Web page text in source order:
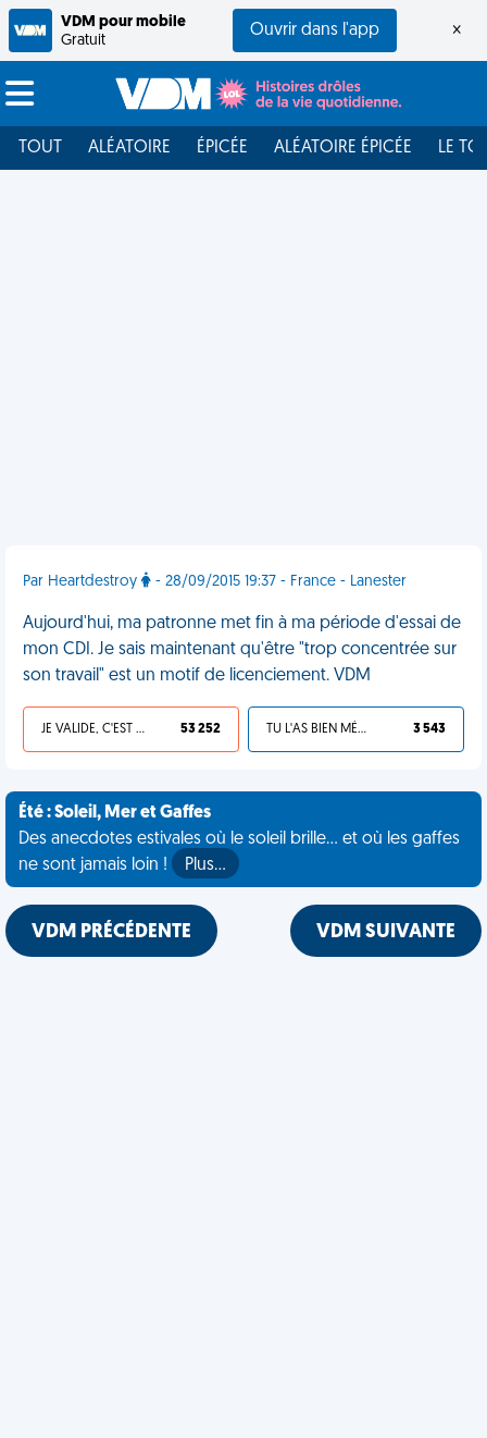
VDM pour mobile
Gratuit
Ouvrir dans l'app ×
TOUT ALÉATOIRE ÉPICÉE ALÉATOIRE ÉPICÉE LE
Par Heartdestroy - 28/09/2015 19:37 - France - Lanester
Aujourd'hui, ma patronne met fin à ma période d'essai de
mon CDI. Je sais maintenant qu'être "trop concentrée sur
son travail" est un motif de licenciement. VDM
JE VALIDE, C'EST UNE VDM 53 252 TU L'AS BIEN MÉRITÉ 3 543
Été : Soleil, Mer et Gaffes
Des anecdotes estivales où le soleil brille... et où les gaffes
ne sont jamais loin !
Plus…
VDM PRÉCÉDENTE VDM SUIVANTE